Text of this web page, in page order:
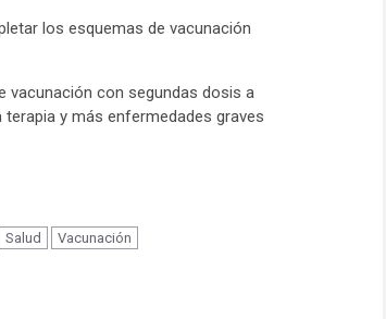
los esquemas de vacunación
vacunación con segundas dosis a
y más enfermedades graves
Salud Vacunación